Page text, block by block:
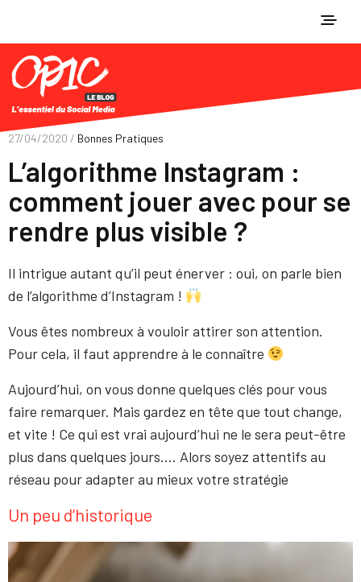
27/04/2020 / Bonnes Pratiques
L’algorithme Instagram :
comment jouer avec pour se
rendre plus visible ?
Il intrigue autant qu’il peut énerver : oui, on parle bien
de l’algorithme d’Instagram !
Vous êtes nombreux à vouloir attirer son attention.
Pour cela, il faut apprendre à le connaître
Aujourd’hui, on vous donne quelques clés pour vous
faire remarquer. Mais gardez en tête que tout change,
et vite ! Ce qui est vrai aujourd’hui ne le sera peut-être
plus dans quelques jours…. Alors soyez attentifs au
réseau pour adapter au mieux votre stratégie
Un peu d’historique